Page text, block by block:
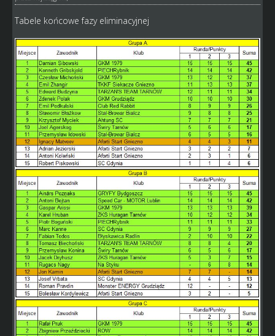
Tabele końcowe fazy eliminacyjnej